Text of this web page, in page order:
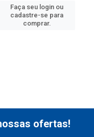
Faça seu login ou
cadastre-se para
comprar.
ofertas!